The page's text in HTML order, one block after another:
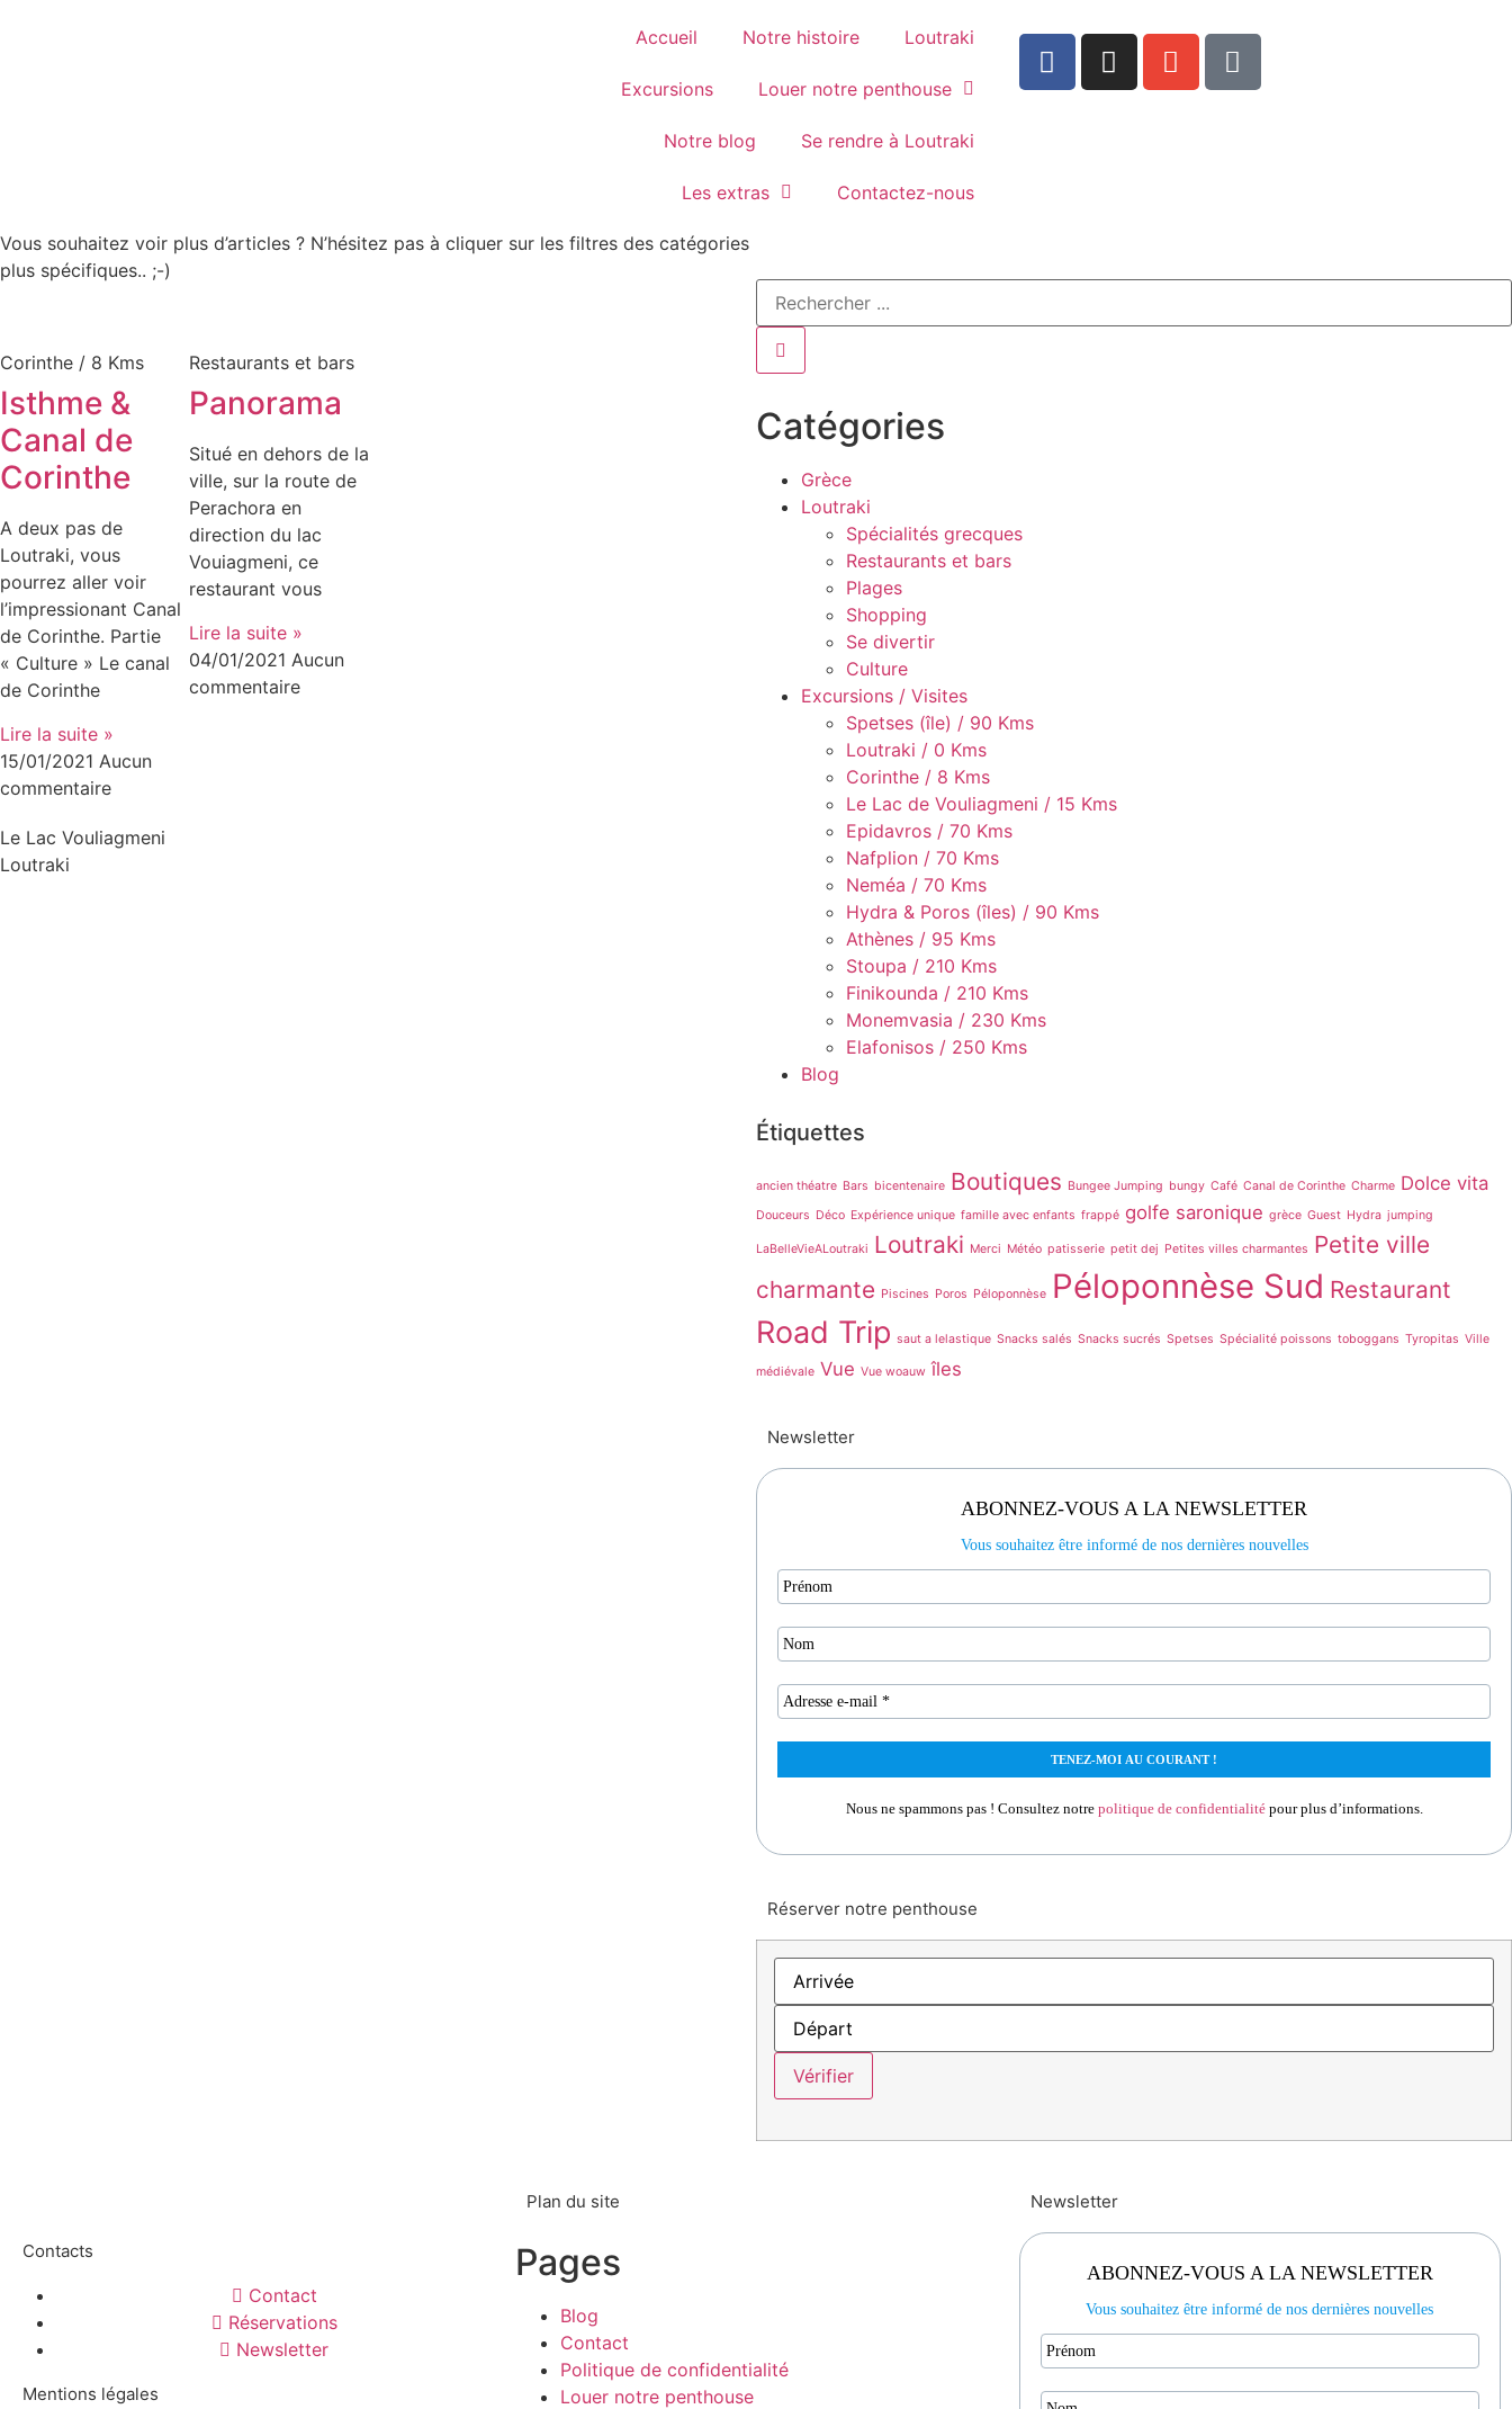
Accueil Notre histoire Loutraki
Excursions Louer notre penthouse
Notre blog Se rendre à Loutraki
Les extras Contactez-nous
Vous souhaitez voir plus d’articles ? N’hésitez pas à cliquer sur les filtres des catégories
plus spécifiques.. ;-)
Corinthe / 8 Kms
Isthme &
Canal de
Corinthe
A deux pas de
Loutraki, vous
pourrez aller voir
l’impressionant Canal
de Corinthe. Partie
« Culture » Le canal
de Corinthe
Lire la suite »
15/01/2021 Aucun
commentaire
Restaurants et bars
Panorama
Situé en dehors de la
ville, sur la route de
Perachora en
direction du lac
Vouiagmeni, ce
restaurant vous
Lire la suite »
04/01/2021 Aucun
commentaire
Le Lac Vouliagmeni
Loutraki
Vue sur les montagnes et le petit port
Catégories
Grèce
Loutraki
Spécialités grecques
Restaurants et bars
Plages
Shopping
Se divertir
Culture
Excursions / Visites
Spetses (île) / 90 Kms
Loutraki / 0 Kms
Corinthe / 8 Kms
Le Lac de Vouliagmeni / 15 Kms
Epidavros / 70 Kms
Nafplion / 70 Kms
Neméa / 70 Kms
Hydra & Poros (îles) / 90 Kms
Athènes / 95 Kms
Stoupa / 210 Kms
Finikounda / 210 Kms
Monemvasia / 230 Kms
Elafonisos / 250 Kms
Blog
Étiquettes
ancien théatre Bars bicentenaire Boutiques Bungee Jumping bungy Café Canal de Corinthe Charme Dolce vita
Douceurs Déco Expérience unique famille avec enfants frappé golfe saronique grèce Guest Hydra jumping
LaBelleVieALoutraki Loutraki Merci Météo patisserie petit dej Petites villes charmantes Petite ville
charmante Piscines Poros Péloponnèse Péloponnèse Sud Restaurant
Road Trip saut a lelastique Snacks salés Snacks sucrés Spetses Spécialité poissons toboggans Tyropitas Ville
médiévale Vue Vue woauw îles
Newsletter
ABONNEZ-VOUS A LA NEWSLETTER
Vous souhaitez être informé de nos dernières nouvelles
Nous ne spammons pas ! Consultez notre politique de confidentialitépour plus d’informations.
Réserver notre penthouse
Contacts
Contact
Réservations
Newsletter
Mentions légales
Plan du site
Pages
Blog
Contact
Politique de confidentialité
Louer notre penthouse
Newsletter
ABONNEZ-VOUS A LA NEWSLETTER
Vous souhaitez être informé de nos dernières nouvelles